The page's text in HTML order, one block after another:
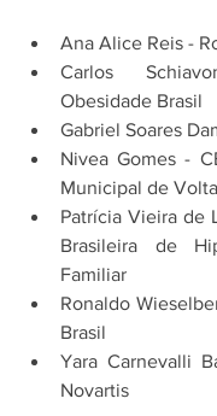
Ana Alice Reis -
Carlos
Obesidade Brasil
Gabriel Soares
Nivea Gomes -
Municipal de
Patrícia Vieira de
Brasileira de
Familiar
Ronaldo
Brasil
Yara Carnevalli
Novartis